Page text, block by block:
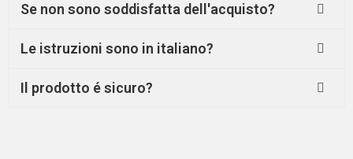
Se non sono soddisfatta dell'acquisto?
Le istruzioni sono in italiano?
Il prodotto é sicuro?